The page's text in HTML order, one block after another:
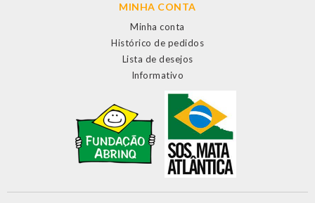
MINHA CONTA
Minha conta
Histórico de pedidos
Lista de desejos
Informativo